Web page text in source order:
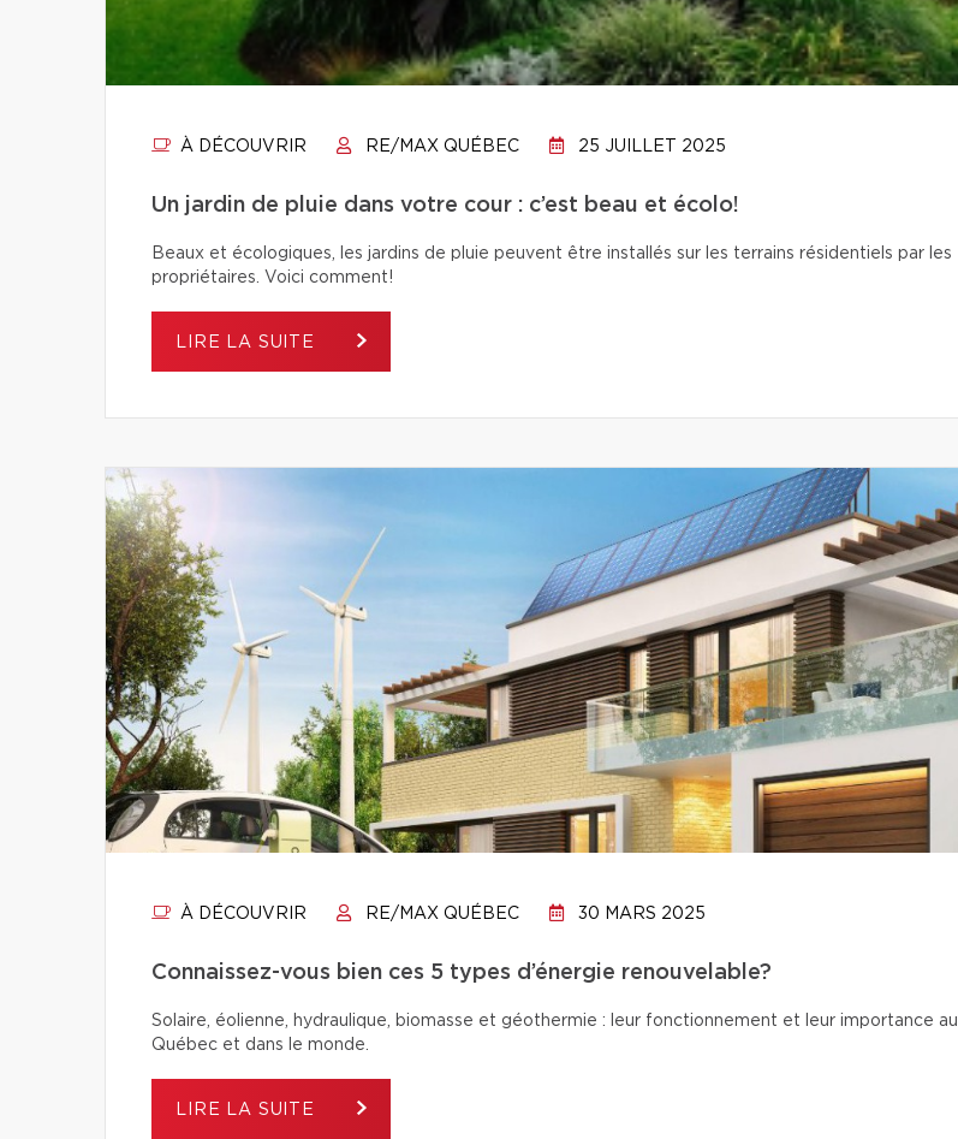
À DÉCOUVRIR RE/MAX QUÉBEC 25 JUILLET 2025
Un jardin de pluie dans votre cour : c’est beau et écolo!
Beaux et écologiques, les jardins de pluie peuvent être installés sur les terrains résidentiels par les
propriétaires. Voici comment!
LIRE LA SUITE
À DÉCOUVRIR RE/MAX QUÉBEC 30 MARS 2025
Connaissez-vous bien ces 5 types d’énergie renouvelable?
Solaire, éolienne, hydraulique, biomasse et géothermie : leur fonctionnement et leur importance au
Québec et dans le monde.
LIRE LA SUITE